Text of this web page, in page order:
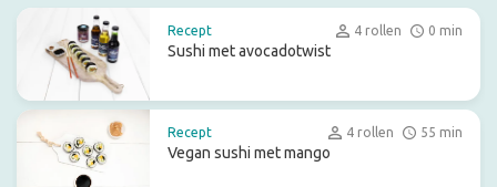
Recept 4 rollen 0 min
Sushi met avocadotwist
Recept 4 rollen 55 min
Vegan sushi met mango